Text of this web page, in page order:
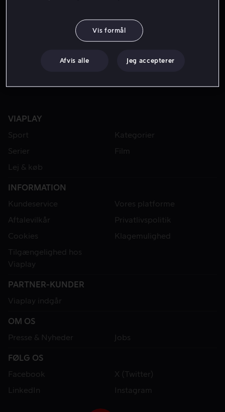
VIAPLAY
Sport
Kategorier
Serier
Film
Lej & køb
INFORMATION
Kundeservice
Vores platforme
Aftalevilkår
Privatlivspolitik
Cookies
Klagemulighed
Tilgængelighed hos
Viaplay
PARTNER-KUNDER
Viaplay indgår
OM OS
Presse & Nyheder
Jobs
FØLG OS
Facebook
X (Twitter)
LinkedIn
Instagram
Vis formål
Afvis alle Jeg accepterer